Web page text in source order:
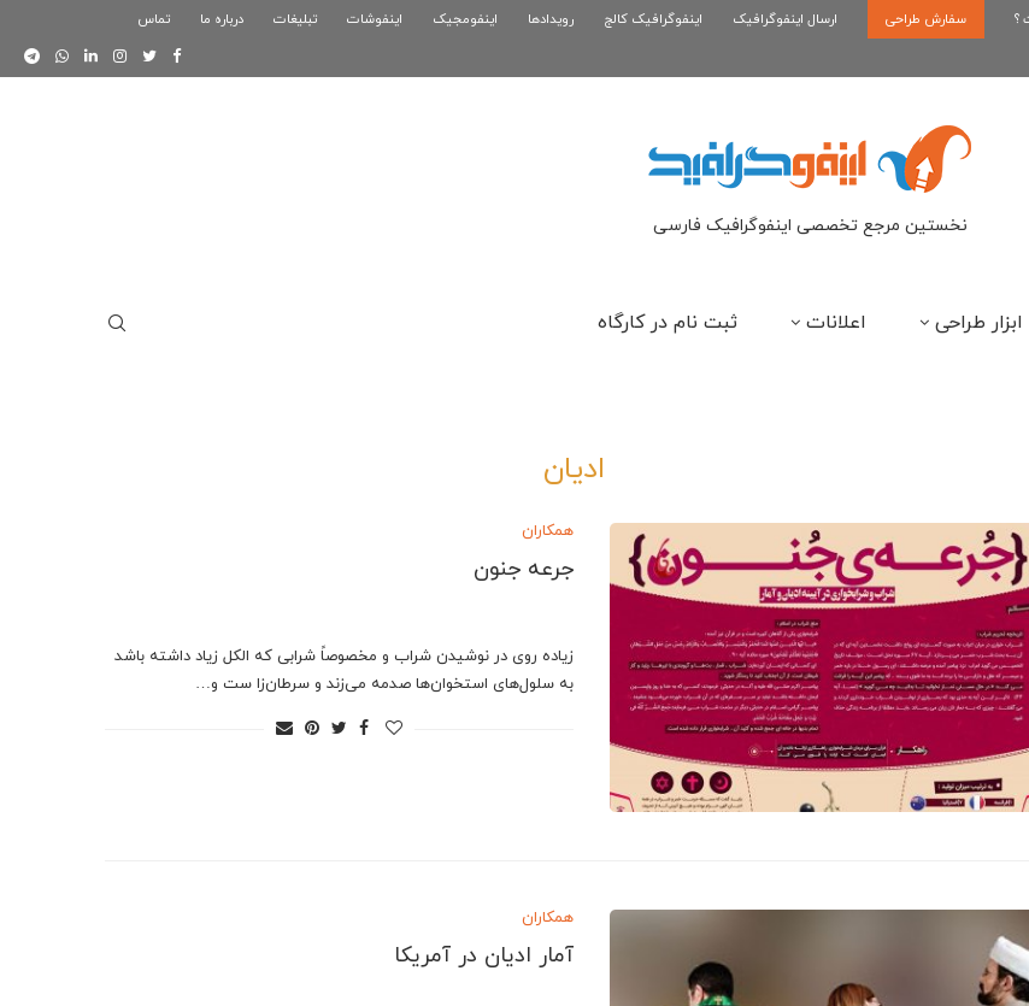
اینفوگرافیک رپر های فارسی نسل... اینفوگرافیک بازی کلش رویال ؟ سفارش طراحی ارسال اینفوگرافیک اینفوگرافیک کالج رویدادها اینفومجیک اینفوشات تبلیغات درباره ما تماس
نخستین مرجع تخصصی اینفوگرافیک فارسی
ابزار طراحی اعلانات ثبت نام در کارگاه
ادیان
همکاران
جرعه جنون
زیاده روی در نوشیدن شراب و مخصوصاً شرابی که الکل زیاد داشته باشد
به سلول‌های استخوان‌ها صدمه می‌زند و سرطان‌زا ست و…
همکاران
آمار ادیان در آمریکا